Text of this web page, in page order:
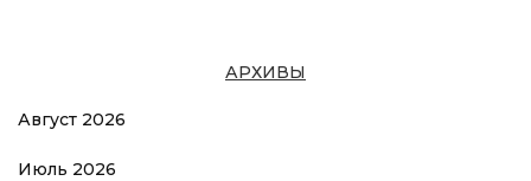
АРХИВЫ
Август 2026
Июль 2026